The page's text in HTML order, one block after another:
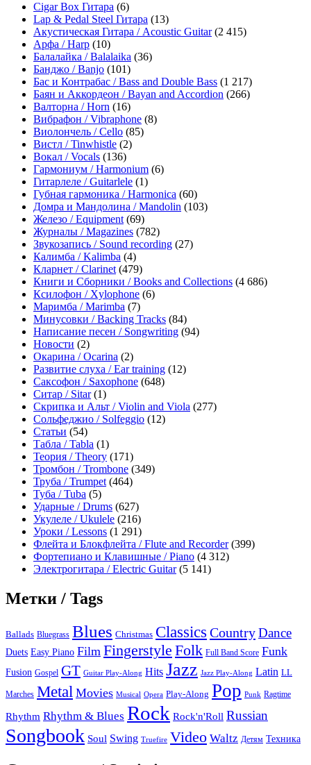
Cigar Box Гитара (6)
Lap & Pedal Steel Гитара (13)
Акустическая Гитара / Acoustic Guitar(2 415)
Арфа / Harp (10)
Балалайка / Balalaika (36)
Банджо / Banjo (101)
Бас и Контрабас / Bass and Double Bass (1 217)
Баян и Аккордеон / Bayan and Accordion (266)
Валторна / Horn (16)
Вибрафон / Vibraphone (8)
Виолончель / Cello (85)
Вистл / Tinwhistle (2)
Вокал / Vocals (136)
Гармониум / Harmonium (6)
Гитарлеле / Guitarlele (1)
Губная гармоника / Harmonica (60)
Домра и Мандолина / Mandolin (103)
Железо / Equipment (69)
Журналы / Magazines (782)
Звукозапись / Sound recording (27)
Калимба / Kalimba (4)
Кларнет / Clarinet (479)
Книги и Сборники / Books and Collections (4 686)
Ксилофон / Xylophone (6)
Маримба / Marimba (7)
Минусовки / Backing Tracks (84)
Написание песен / Songwriting (94)
Новости (2)
Окарина / Ocarina (2)
Развитие слуха / Ear training (12)
Саксофон / Saxophone (648)
Ситар / Sitar(1)
Скрипка и Альт / Violin and Viola (277)
Сольфеджио / Solfeggio (12)
Статьи (54)
Табла / Tabla (1)
Теория / Theory (171)
Тромбон / Trombone (349)
Труба / Trumpet (464)
Туба / Tuba (5)
Ударные / Drums (627)
Укулеле / Ukulele (216)
Уроки / Lessons (1 291)
Флейта и Блокфлейта / Flute and Recorder(399)
Фортепиано и Клавишные / Piano (4 312)
Электрогитара / Electric Guitar(5 141)
Метки / Tags
Ballads Bluegrass Blues Christmas Classics CountryDance
Duets Easy Piano Film Fingerstyle Folk Full Band Score Funk
Fusion Gospel GT Guitar Play-Along Hits Jazz Jazz Play-Along Latin LL
Marches Metal Movies Musical Opera Play-Along Pop Punk Ragtime
Rhythm Rhythm & Blues Rock Rock'n'Roll Russian
Songbook Soul Swing Truefire Video Waltz Детям Техника